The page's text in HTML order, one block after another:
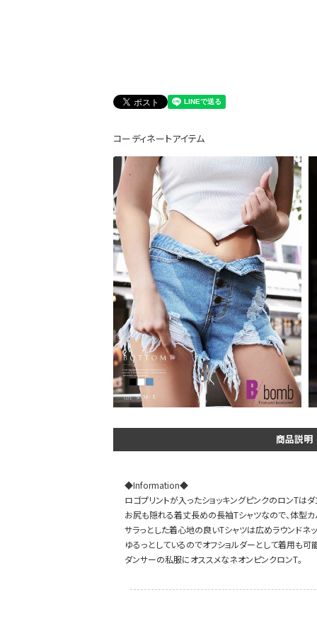
会員登録でいつでもお得に
DANCE MOVIE
コーディネートアイテム
商品説明
◆Information◆
ロゴプリントが入ったショッキングピンクのロンTは
お尻も隠れる着丈長めの長袖Tシャツなので、体型
サラっとした着心地の良いTシャツは広めラウンドネ
ゆるっとしているのでオフショルダーとして着用も可
ダンサーの私服にオススメなネオンピンクロンT。